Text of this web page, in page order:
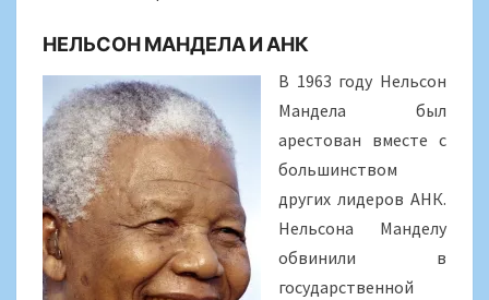
НЕЛЬСОН МАНДЕЛА И АНК
В 1963 году Нельсон
Мандела был
арестован вместе с
большинством
других лидеров АНК.
Нельсона Манделу
обвинили в
государственной